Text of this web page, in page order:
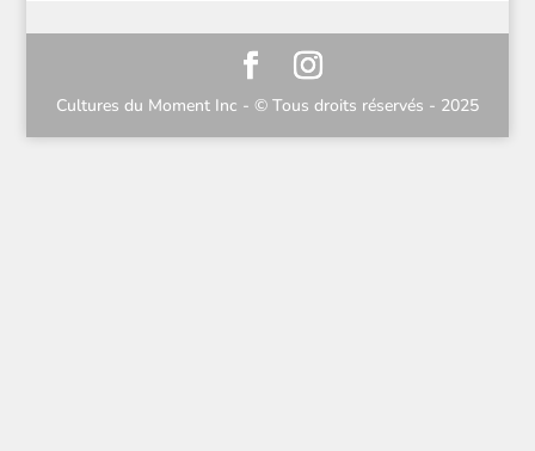
Cultures du Moment Inc - © Tous droits réservés - 2025